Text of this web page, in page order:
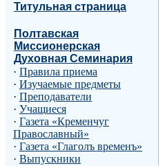
Титульная страница
Полтавская
Миссионерская
Духовная Семинария
· Правила приема
· Изучаемые предметы
· Преподаватели
· Учащиеся
· Газета «Кременчуг
Православный»
· Газета «Глаголъ временъ»
· Выпускники